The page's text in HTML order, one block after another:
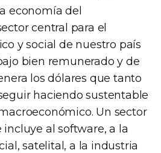
economía del
central para el
y social de nuestro país
bien remunerado y de
los dólares que tanto
haciendo sustentable
Un sector
al software, a la
satelital, a la industria